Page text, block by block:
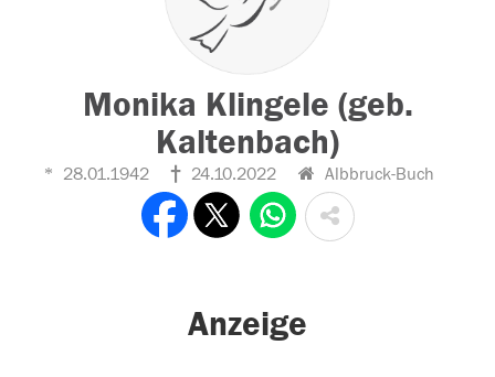
Monika Klingele (geb.
Kaltenbach)
28.01.1942 24.10.2022 Albbruck-Buch
Anzeige